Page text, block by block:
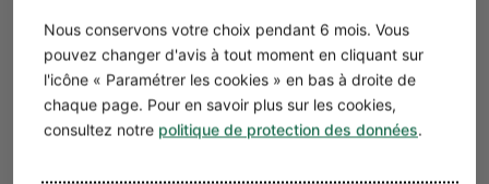
Nous conservons votre choix pendant 6 mois. Vous
pouvez changer d'avis à tout moment en cliquant sur
l'icône « Paramétrer les cookies » en bas à droite de
chaque page. Pour en savoir plus sur les cookies,
consultez notre politique de protection des données.
Comment se déroule une
assemblée générale ?
Émargement et quorum